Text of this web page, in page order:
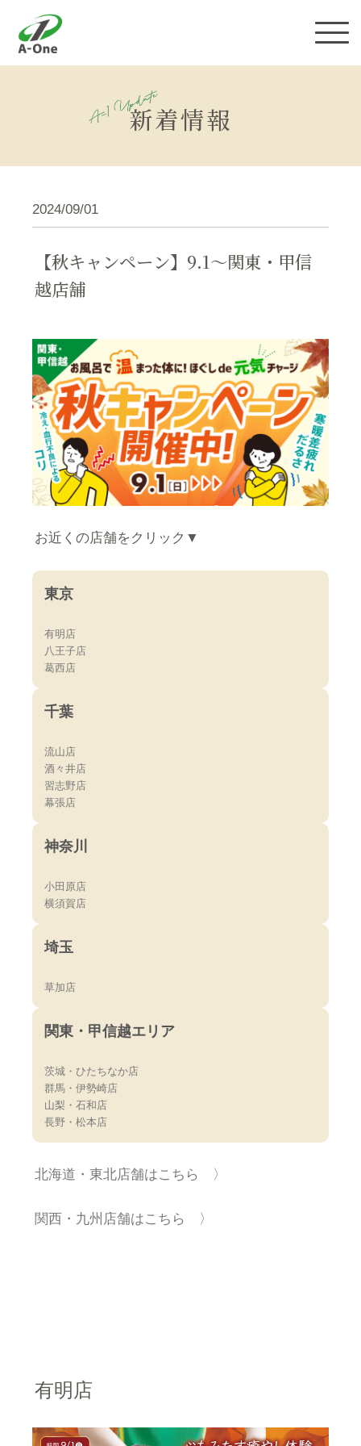
新着情報
2024/09/01
【秋キャンペーン】9.1〜関東・甲信
越店舗
お近くの店舗をクリック▼
東京
有明店
八王子店
葛西店
千葉
流山店
酒々井店
習志野店
幕張店
神奈川
小田原店
横須賀店
埼玉
草加店
関東・甲信越エリア
茨城・ひたちなか店
群馬・伊勢崎店
山梨・石和店
長野・松本店
北海道・東北店舗はこちら 〉
関西・九州店舗はこちら 〉
有明店